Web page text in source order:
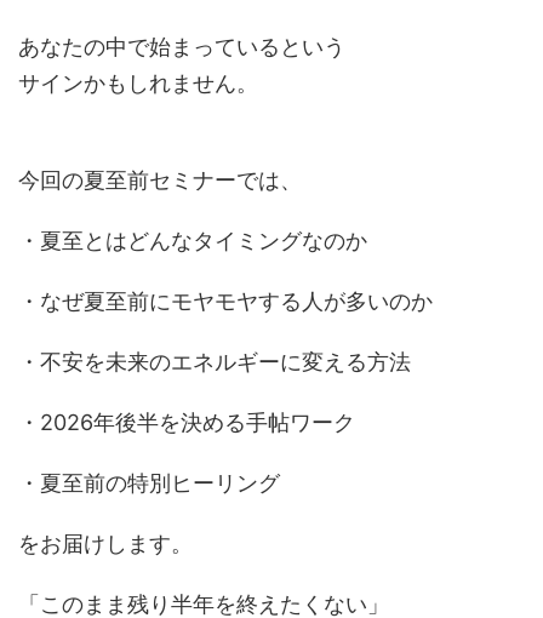
あなたの中で始まっているという
サインかもしれません。
今回の夏至前セミナーでは、
・夏至とはどんなタイミングなのか
・なぜ夏至前にモヤモヤする人が多いのか
・不安を未来のエネルギーに変える方法
・2026年後半を決める手帖ワーク
・夏至前の特別ヒーリング
をお届けします。
「このまま残り半年を終えたくない」